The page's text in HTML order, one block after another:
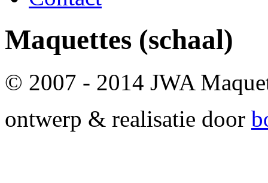
Maquettes (schaal)
© 2007 - 2014 JWA
ontwerp & realisatie door